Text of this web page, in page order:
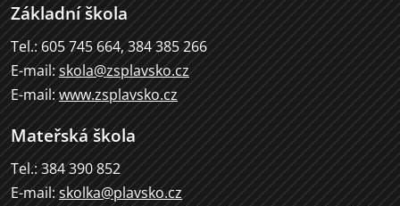
Základní škola
Tel.: 605 745 664, 384 385 266
E-mail: skola@zsplavsko.cz
E-mail: www.zsplavsko.cz
Mateřská škola
Tel.: 384 390 852
E-mail: skolka@plavsko.cz